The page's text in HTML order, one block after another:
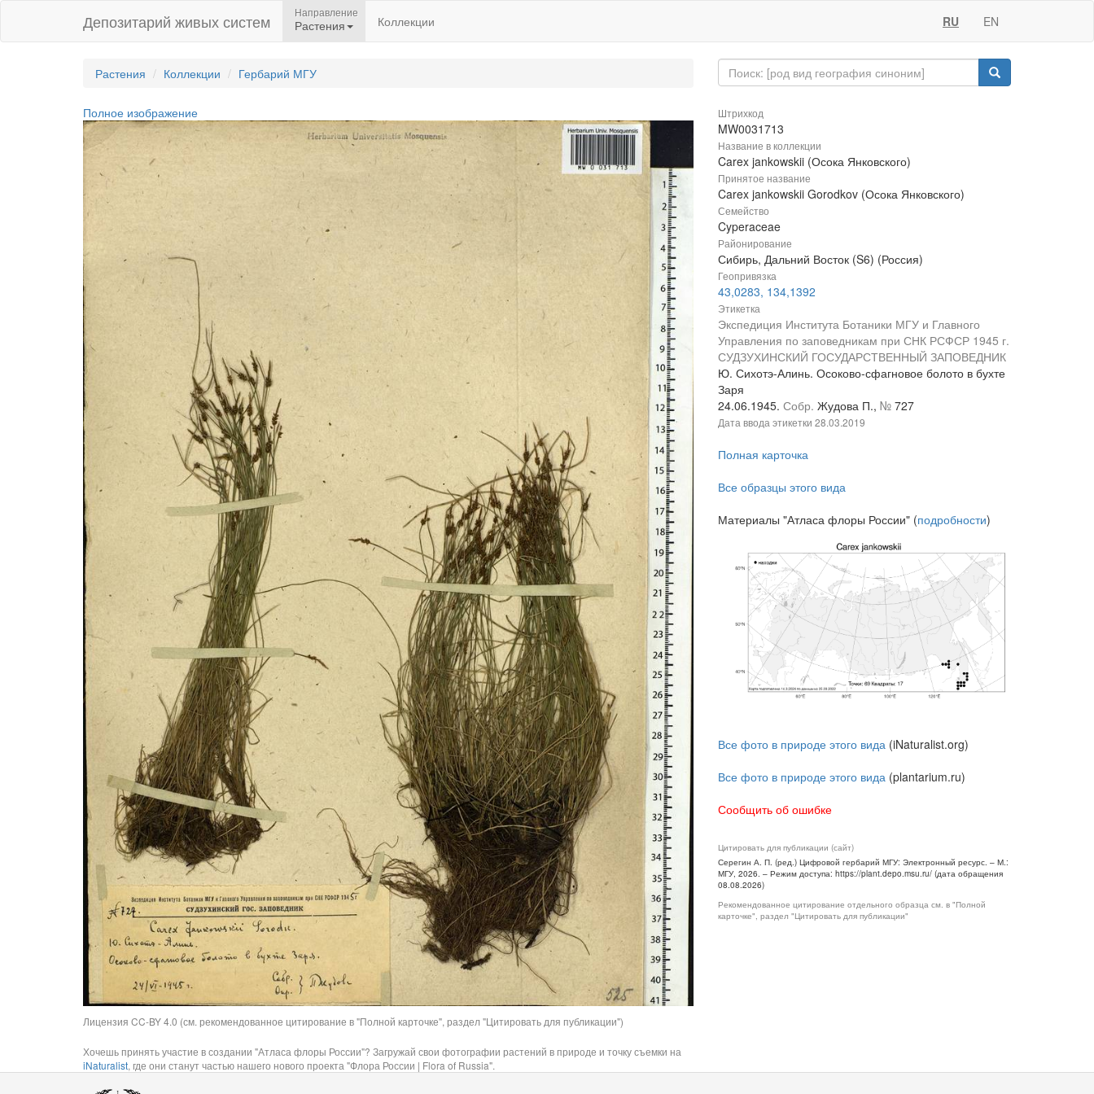
Депозитарий живых систем Направление
Растения Коллекции RU EN
Растения Коллекции Гербарий МГУ
Полное изображение
Лицензия CC-BY 4.0 (см. рекомендованное цитирование в "Полной карточке", раздел "Цитировать для публикации")
Хочешь принять участие в создании "Атласа флоры России"? Загружай свои фотографии растений в природе и точку съемки на
iNaturalist, где они станут частью нашего нового проекта "Флора России | Flora of Russia".
Штрихкод
MW0031713
Название в коллекции
Carex jankowskii (Осока Янковского)
Принятое название
Carex jankowskii Gorodkov (Осока Янковского)
Семейство
Cyperaceae
Районирование
Сибирь, Дальний Восток (S6) (Россия)
Геопривязка
43,0283, 134,1392
Этикетка
Экспедиция Института Ботаники МГУ и Главного
Управления по заповедникам при СНК РСФСР 1945 г.
СУДЗУХИНСКИЙ ГОСУДАРСТВЕННЫЙ ЗАПОВЕДНИК
Ю. Сихотэ-Алинь. Осоково-сфагновое болото в бухте
Заря
24.06.1945. Собр. Жудова П., № 727
Дата ввода этикетки 28.03.2019
Полная карточка
Все образцы этого вида
Материалы "Атласа флоры России" (подробности)
Все фото в природе этого вида (iNaturalist.org)
Все фото в природе этого вида (plantarium.ru)
Сообщить об ошибке
Цитировать для публикации (сайт)
Серегин А. П. (ред.) Цифровой гербарий МГУ: Электронный ресурс. – М.:
МГУ, 2026. – Режим доступа: https://plant.depo.msu.ru/ (дата обращения
08.08.2026)
Рекомендованное цитирование отдельного образца см. в "Полной
карточке", раздел "Цитировать для публикации"